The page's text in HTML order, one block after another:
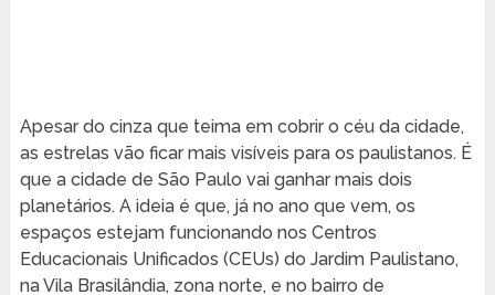
Apesar do cinza que teima em cobrir o céu da cidade,
as estrelas vão ficar mais visíveis para os paulistanos. É
que a cidade de São Paulo vai ganhar mais dois
planetários. A ideia é que, já no ano que vem, os
espaços estejam funcionando nos Centros
Educacionais Unificados (CEUs) do Jardim Paulistano,
na Vila Brasilândia, zona norte, e no bairro de